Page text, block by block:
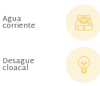
Agua
corriente
Desague
cloacal